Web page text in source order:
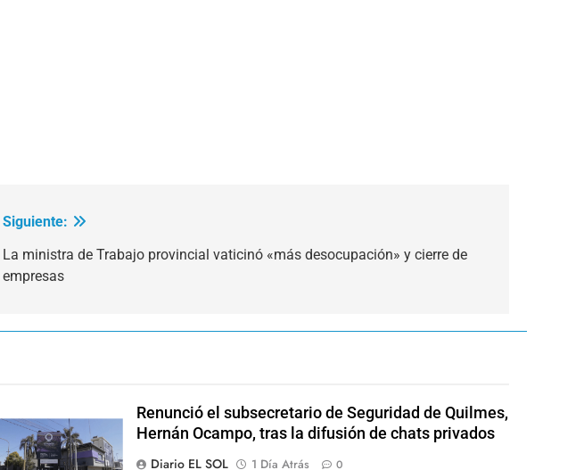
Siguiente:
La ministra de Trabajo provincial vaticinó «más desocupación» y cierre de
empresas
Renunció el subsecretario de Seguridad de Quilmes,
Hernán Ocampo, tras la difusión de chats privados
Diario EL SOL
1 Día Atrás 0